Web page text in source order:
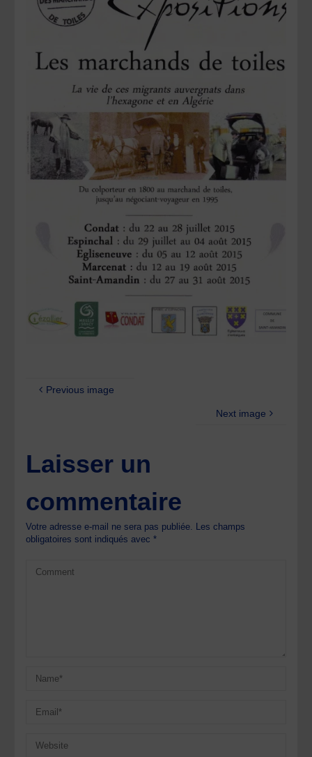
Previous image
Next image
Laisser un
commentaire
Votre adresse e-mail ne sera pas publiée. Les champs
obligatoires sont indiqués avec*